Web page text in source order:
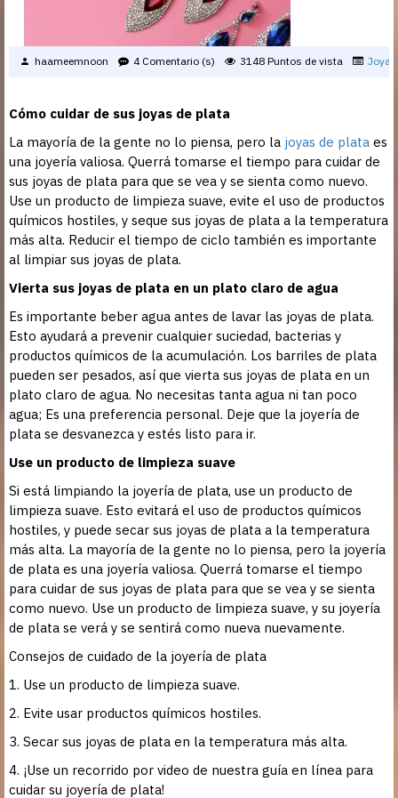
haameemnoon 4 Comentario (s) 3148 Puntos de vista
Cómo cuidar de sus joyas de plata
La mayoría de la gente no lo piensa, pero la joyas de plata es
una joyería valiosa. Querrá tomarse el tiempo para cuidar de
sus joyas de plata para que se vea y se sienta como nuevo.
Use un producto de limpieza suave, evite el uso de productos
químicos hostiles, y seque sus joyas de plata a la temperatura
más alta. Reducir el tiempo de ciclo también es importante
al limpiar sus joyas de plata.
Vierta sus joyas de plata en un plato claro de agua
Es importante beber agua antes de lavar las joyas de plata.
Esto ayudará a prevenir cualquier suciedad, bacterias y
productos químicos de la acumulación. Los barriles de plata
pueden ser pesados, así que vierta sus joyas de plata en un
plato claro de agua. No necesitas tanta agua ni tan poco
agua; Es una preferencia personal. Deje que la joyería de
plata se desvanezca y estés listo para ir.
Use un producto de limpieza suave
Si está limpiando la joyería de plata, use un producto de
limpieza suave. Esto evitará el uso de productos químicos
hostiles, y puede secar sus joyas de plata a la temperatura
más alta. La mayoría de la gente no lo piensa, pero la joyería
de plata es una joyería valiosa. Querrá tomarse el tiempo
para cuidar de sus joyas de plata para que se vea y se sienta
como nuevo. Use un producto de limpieza suave, y su joyería
de plata se verá y se sentirá como nueva nuevamente.
Consejos de cuidado de la joyería de plata
1. Use un producto de limpieza suave.
2. Evite usar productos químicos hostiles.
3. Secar sus joyas de plata en la temperatura más alta.
4. ¡Use un recorrido por video de nuestra guía en línea para
cuidar su joyería de plata!